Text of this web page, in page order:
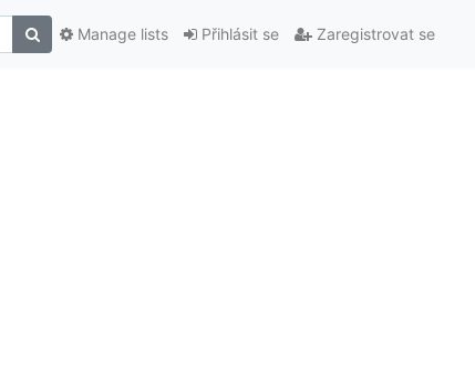
Přihlásit se Zaregistrovat se
Manage lists